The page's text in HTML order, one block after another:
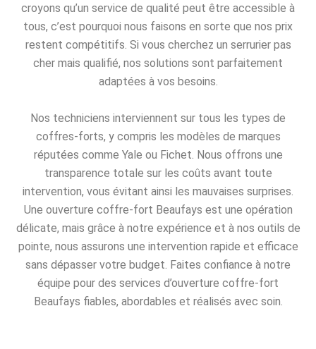
croyons qu’un service de qualité peut être accessible à
tous, c’est pourquoi nous faisons en sorte que nos prix
restent compétitifs. Si vous cherchez un serrurier pas
cher mais qualifié, nos solutions sont parfaitement
adaptées à vos besoins.
Nos techniciens interviennent sur tous les types de
coffres-forts, y compris les modèles de marques
réputées comme Yale ou Fichet. Nous offrons une
transparence totale sur les coûts avant toute
intervention, vous évitant ainsi les mauvaises surprises.
Une ouverture coffre-fort Beaufays est une opération
délicate, mais grâce à notre expérience et à nos outils de
pointe, nous assurons une intervention rapide et efficace
sans dépasser votre budget. Faites confiance à notre
équipe pour des services d’ouverture coffre-fort
Beaufays fiables, abordables et réalisés avec soin.